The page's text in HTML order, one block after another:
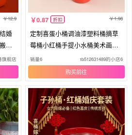
12.9
婚
家
旗舰店
0.87 折扣 1.98
定制喜蛋小桶调油漆塑料桶摘草
莓桶小红桶手提小水桶美术画画
洗毛
销量6 tb512631489的小店6
购买